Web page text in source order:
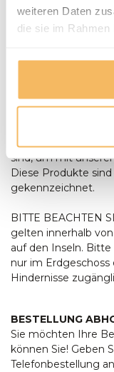
weiteren Daten
die sie im
den DHL-
der Lieferung zu
Die Versandkosten
kleine Pakete 7,50
Leider können
Entweder weil sie
sind, um mit
Diese Produkte
gekennzeichnet.
BITTE BEACHTEN
gelten innerhalb
auf den Inseln. Bitte
nur im Erdgeschoss
Hindernisse
BESTELLUNG
Sie möchten Ihre
können Sie! Geben
Telefonbestellung